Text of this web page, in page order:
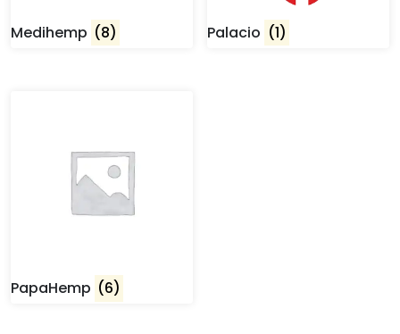
Medihemp (8) Palacio (1)
PapaHemp (6)